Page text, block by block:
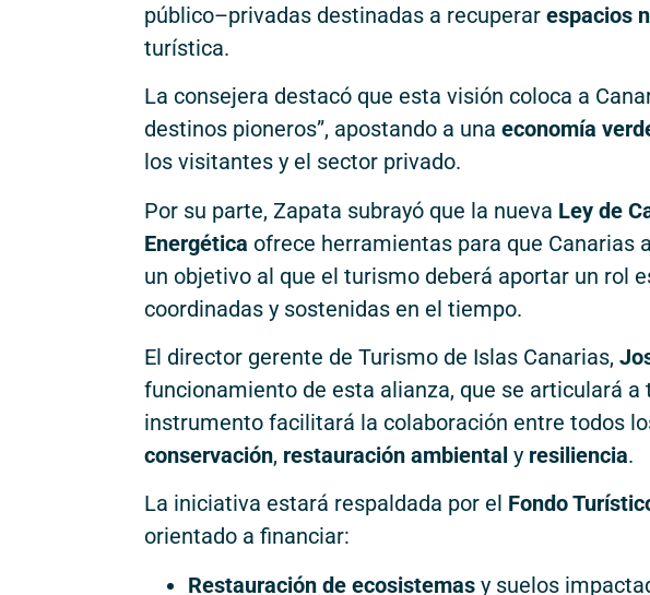
público–privadas destinadas a recuperar espacios
turística.
La consejera destacó que esta visión coloca a
destinos pioneros”, apostando a una economía
los visitantes y el sector privado.
Por su parte, Zapata subrayó que la nueva Ley de
Energética ofrece herramientas para que Canarias
un objetivo al que el turismo deberá aportar un rol
coordinadas y sostenidas en el tiempo.
El director gerente de Turismo de Islas Canarias,
funcionamiento de esta alianza, que se articulará a
instrumento facilitará la colaboración entre todos
conservación, restauración ambiental y resiliencia.
La iniciativa estará respaldada por el Fondo
orientado a financiar:
Restauración de ecosistemas y suelos